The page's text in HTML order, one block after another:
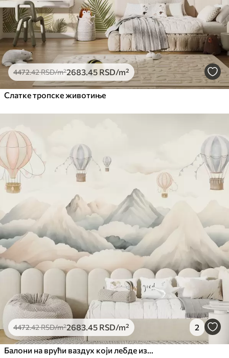
4472.42RSD/m²2683 .45 RSD/m²
Слатке тропске животиње
4472.42RSD/m²2683 .45 RSD/m² 2